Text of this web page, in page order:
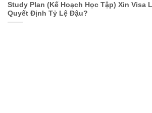
Study Plan (Kế Hoạch Học Tập) Xin Visa
Quyết Định Tỷ Lệ Đậu?